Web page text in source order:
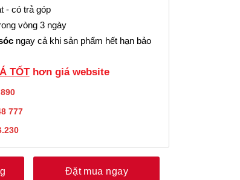
- có trả góp
vòng 3 ngày
ngay cả khi sản phẩm hết hạn bảo
TỐThơn giá website
777
Đặt mua ngay